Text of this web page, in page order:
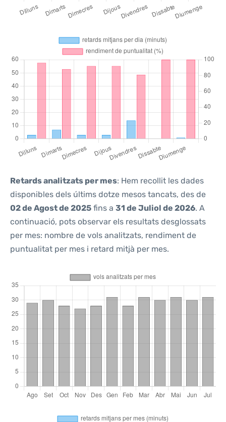
Retards analitzats per mes: Hem recollit les dades
disponibles dels últims dotze mesos tancats, des de
02 de Agost de 2025 fins a 31 de Juliol de 2026. A
continuació, pots observar els resultats desglossats
per mes: nombre de vols analitzats, rendiment de
puntualitat per mes i retard mitjà per mes.